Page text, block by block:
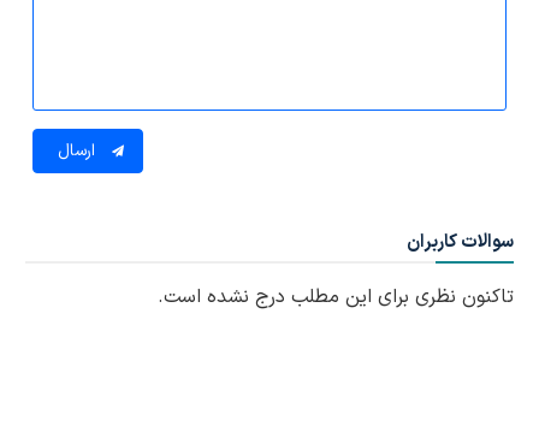
ارسال
سوالات کاربران
تاکنون نظری برای این مطلب درج نشده است.